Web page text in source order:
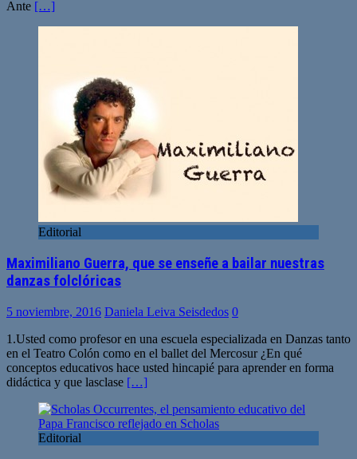
Ante […]
Editorial
Maximiliano Guerra, que se enseñe a bailar nuestras
danzas folclóricas
5 noviembre, 2016 Daniela Leiva Seisdedos 0
1.Usted como profesor en una escuela especializada en Danzas tanto
en el Teatro Colón como en el ballet del Mercosur ¿En qué
conceptos educativos hace usted hincapié para aprender en forma
didáctica y que lasclase […]
Editorial